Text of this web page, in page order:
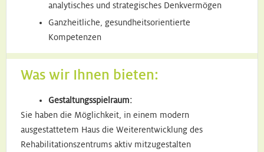
analytisches und strategisches Denkvermögen
Ganzheitliche, gesundheitsorientierte
Kompetenzen
Was wir Ihnen bieten:
Gestaltungsspielraum:
Sie haben die Möglichkeit, in einem modern
ausgestattetem Haus die Weiterentwicklung des
Rehabilitationszentrums aktiv mitzugestalten